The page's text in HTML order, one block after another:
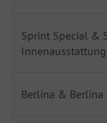
Sprint Special &
Innenausstattung
Berlina & Berlina